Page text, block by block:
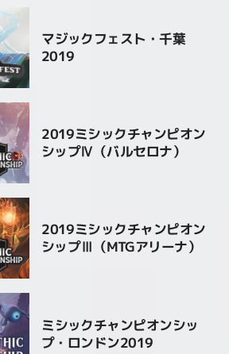
マジックフェスト・千葉
2019
2019ミシックチャンピオン
シップⅣ（バルセロナ）
2019ミシックチャンピオン
シップⅢ（MTGアリーナ）
ミシックチャンピオンシッ
プ・ロンドン2019